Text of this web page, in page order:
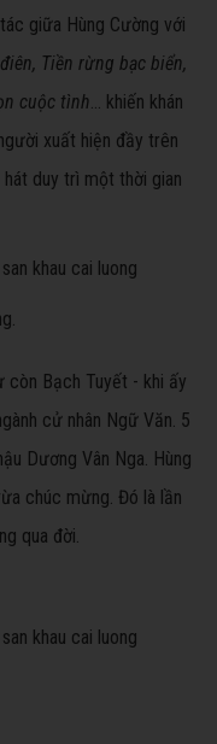
giữa Hùng Cường với
Tiền rừng bạc biển,
cuộc tình... khiến khán
xuất hiện đầy trên
hát duy trì một thời gian
còn Bạch Tuyết - khi ấy
cử nhân Ngữ Văn. 5
Dương Vân Nga. Hùng
chúc mừng. Đó là lần
qua đời.